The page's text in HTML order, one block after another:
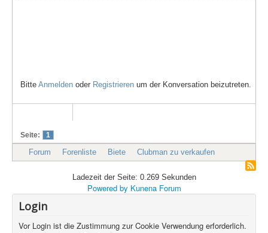
Bitte Anmelden oder Registrieren um der Konversation beizutreten.
Seite: 1
Forum Forenliste Biete Clubman zu verkaufen
Ladezeit der Seite: 0.269 Sekunden
Powered by Kunena Forum
Login
Vor Login ist die Zustimmung zur Cookie Verwendung erforderlich.